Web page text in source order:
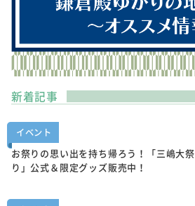
新着記事
イベント
お祭りの思い出を持ち帰ろう！「三嶋大祭
り」公式＆限定グッズ販売中！